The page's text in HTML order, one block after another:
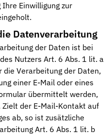
Einwilligung zur
Datenverarbeitung
der Daten ist bei
Nutzers Art. 6 Abs. 1 lit. a
die Verarbeitung der Daten,
einer E-Mail oder eines
übermittelt werden,
Zielt der E-Mail-Kontakt auf
ab, so ist zusätzliche
Art. 6 Abs. 1 lit. b